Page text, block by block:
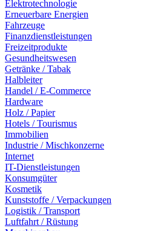
Elektrotechnologie
Erneuerbare Energien
Fahrzeuge
Finanzdienstleistungen
Freizeitprodukte
Gesundheitswesen
Getränke / Tabak
Halbleiter
Handel / E-Commerce
Hardware
Holz / Papier
Hotels / Tourismus
Immobilien
Industrie / Mischkonzerne
Internet
IT-Dienstleistungen
Konsumgüter
Kosmetik
Kunststoffe / Verpackungen
Logistik / Transport
Luftfahrt / Rüstung